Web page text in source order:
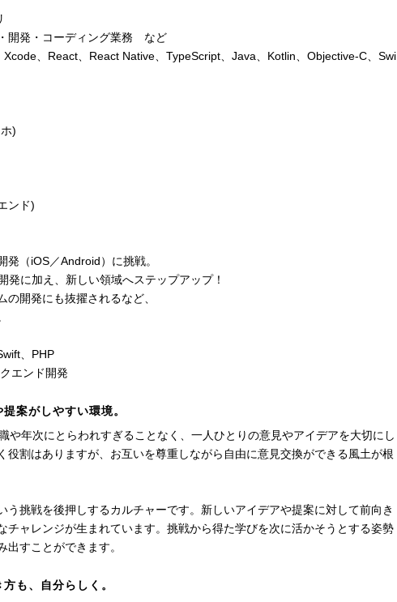
開発・コーディング業務 など
、React、React Native、TypeScript、Java、Kotlin、Objective-C、Swi
)
ンド)
（iOS／Android）に挑戦。
に加え、新しい領域へステップアップ！
開発にも抜擢されるなど、
、PHP
エンド開発
案がしやすい環境。
や年次にとらわれすぎることなく、一人ひとりの意見やアイデアを大切にし
役割はありますが、お互いを尊重しながら自由に意見交換ができる風土が根
う挑戦を後押しするカルチャーです。新しいアイデアや提案に対して前向き
チャレンジが生まれています。挑戦から得た学びを次に活かそうとする姿勢
すことができます。
も、自分らしく。